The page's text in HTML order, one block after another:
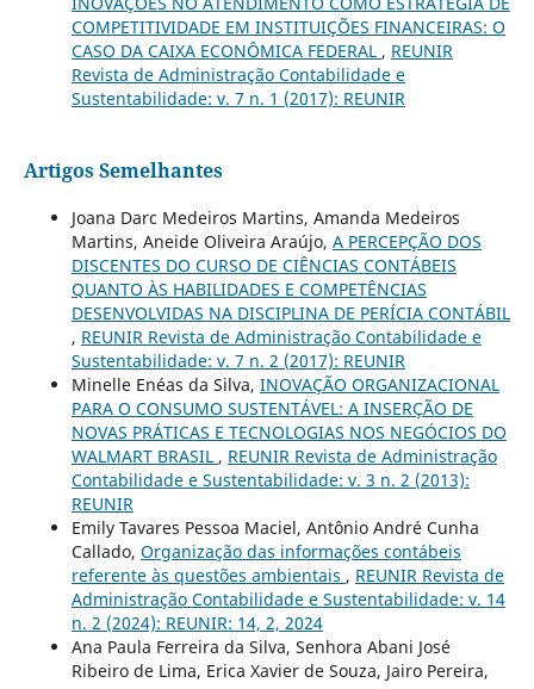
COMPETITIVIDADE EM INSTITUIÇÕES FINANCEIRAS: O
CASO DA CAIXA ECONÔMICA FEDERAL , REUNIR
Revista de Administração Contabilidade e
Sustentabilidade: v. 7 n. 1 (2017): REUNIR
Artigos Semelhantes
Joana Darc Medeiros Martins, Amanda Medeiros
Martins, Aneide Oliveira Araújo, A PERCEPÇÃO DOS
DISCENTES DO CURSO DE CIÊNCIAS CONTÁBEIS
QUANTO ÀS HABILIDADES E COMPETÊNCIAS
DESENVOLVIDAS NA DISCIPLINA DE PERÍCIA CONTÁBIL
, REUNIR Revista de Administração Contabilidade e
Sustentabilidade: v. 7 n. 2 (2017): REUNIR
Minelle Enéas da Silva, INOVAÇÃO ORGANIZACIONAL
PARA O CONSUMO SUSTENTÁVEL: A INSERÇÃO DE
NOVAS PRÁTICAS E TECNOLOGIAS NOS NEGÓCIOS DO
WALMART BRASIL , REUNIR Revista de Administração
Contabilidade e Sustentabilidade: v. 3 n. 2 (2013):
REUNIR
Emily Tavares Pessoa Maciel, Antônio André Cunha
Callado, Organização das informações contábeis
referente às questões ambientais , REUNIR Revista de
Administração Contabilidade e Sustentabilidade: v. 14
n. 2 (2024): REUNIR: 14, 2, 2024
Ana Paula Ferreira da Silva, Senhora Abani José
Ribeiro de Lima, Erica Xavier de Souza, Jairo Pereira,